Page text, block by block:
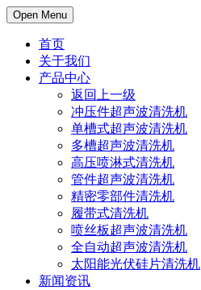
Open Menu
首页
关于我们
产品中心
返回上一级
冲压件超声波清洗机
单槽式超声波清洗机
多槽超声波清洗机
高压喷淋式清洗机
管件超声波清洗机
精密零部件清洗机
履带式清洗机
喷丝板超声波清洗机
全自动超声波清洗机
太阳能光伏硅片清洗机
新闻资讯